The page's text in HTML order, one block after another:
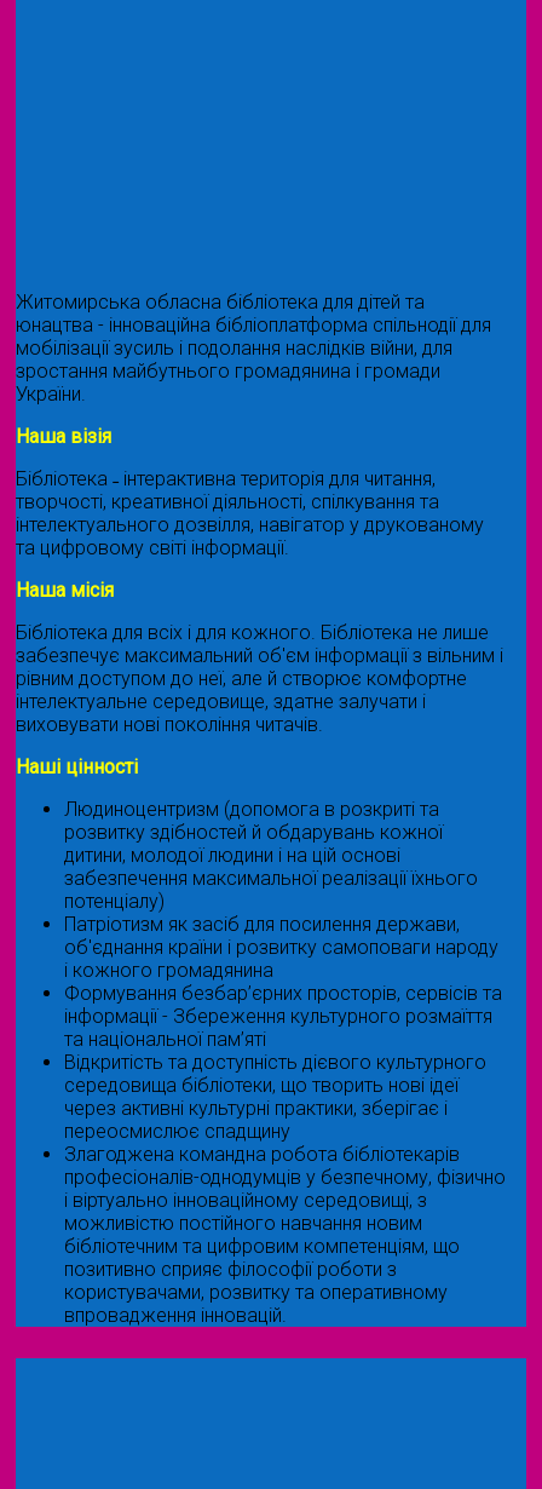
Житомирська обласна бібліотека для дітей та
юнацтва - інноваційна бібліоплатформа спільнодії для
мобілізації зусиль і подолання наслідків війни, для
зростання майбутнього громадянина і громади
України.
Наша візія
Бібліотека ˗ інтерактивна територія для читання,
творчості, креативної діяльності, спілкування та
інтелектуального дозвілля, навігатор у друкованому
та цифровому світі інформації.
Наша місія
Бібліотека для всіх і для кожного. Бібліотека не лише
забезпечує максимальний об'єм інформації з вільним і
рівним доступом до неї, але й створює комфортне
інтелектуальне середовище, здатне залучати і
виховувати нові покоління читачів.
Наші цінності
Людиноцентризм (допомога в розкриті та
розвитку здібностей й обдарувань кожної
дитини, молодої людини і на цій основі
забезпечення максимальної реалізації їхнього
потенціалу)
Патріотизм як засіб для посилення держави,
об'єднання країни і розвитку самоповаги народу
і кожного громадянина
Формування безбар’єрних просторів, сервісів та
інформації - Збереження культурного розмаїття
та національної пам’яті
Відкритість та доступність дієвого культурного
середовища бібліотеки, що творить нові ідеї
через активні культурні практики, зберігає і
переосмислює спадщину
Злагоджена командна робота бібліотекарів
професіоналів-однодумців у безпечному, фізично
і віртуально інноваційному середовищі, з
можливістю постійного навчання новим
бібліотечним та цифровим компетенціям, що
позитивно сприяє філософії роботи з
користувачами, розвитку та оперативному
впровадження інновацій.